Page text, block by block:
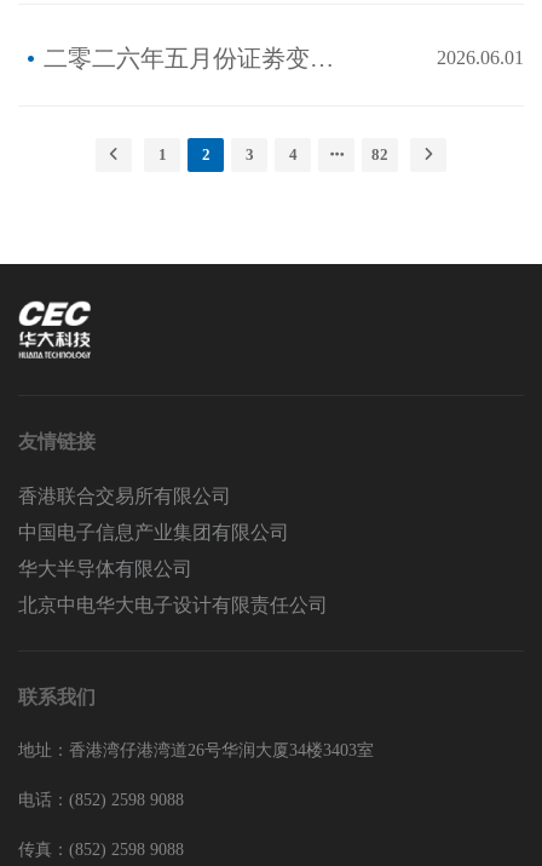
二零二六年五月份证劵变动月报表 2026.06.01
1 2 3 4 82
友情链接
香港联合交易所有限公司
中国电子信息产业集团有限公司
华大半导体有限公司
北京中电华大电子设计有限责任公司
联系我们
地址：香港湾仔港湾道26号华润大厦34楼3403室
电话：(852) 2598 9088
传真：(852) 2598 9088